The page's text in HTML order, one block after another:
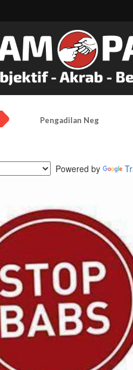
Pengadilan Negeri
Powered by